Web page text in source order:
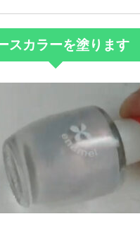
スカラーを塗ります